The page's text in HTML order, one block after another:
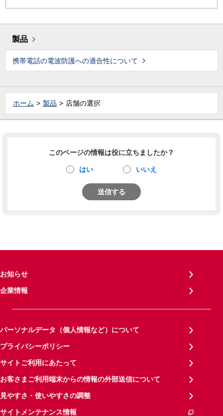
製品
携帯電話の電波防護への適合性について
ホーム 製品 店舗の選択
このページの情報は役に立ちましたか？
はい いいえ
送信する
お知らせ
企業情報
パーソナルデータ（個人情報など）について
プライバシーポリシー
サイトご利用にあたって
お客さまご利用端末からの情報の外部送信について
見やすさ・使いやすさの調整
サイトメンテナンス情報